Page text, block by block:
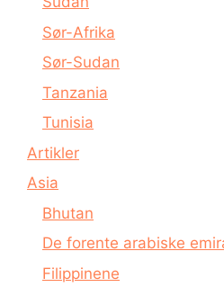
Sør-Afrika
Sør-Sudan
Tanzania
Tunisia
Artikler
Asia
Bhutan
De forente arabiske
Filippinene